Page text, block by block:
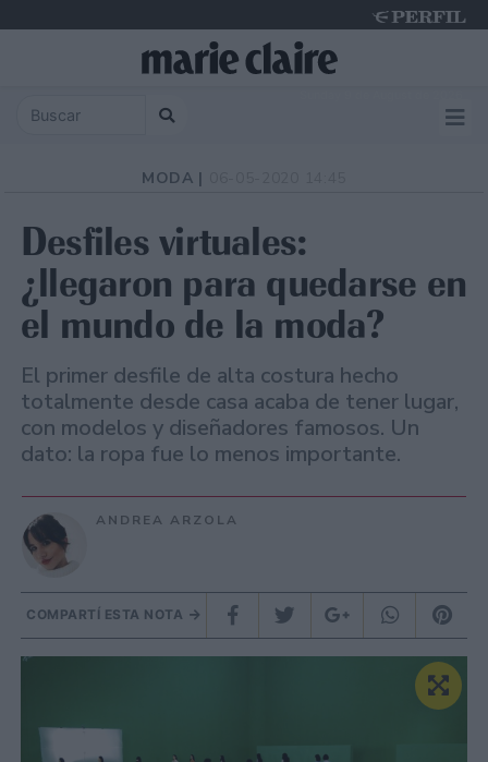
MODA |
Desfiles virtuales:
¿llegaron para quedarse en
el mundo de la moda?
El primer desfile de alta costura hecho
totalmente desde casa acaba de tener lugar,
con modelos y diseñadores famosos. Un
dato: la ropa fue lo menos importante.
ANDREA ARZOLA
COMPARTÍ ESTA NOTA